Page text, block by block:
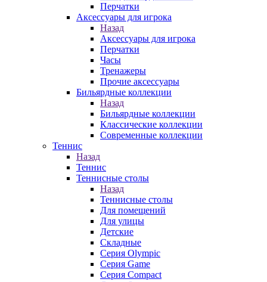
Перчатки
Аксессуары для игрока
Назад
Аксессуары для игрока
Перчатки
Часы
Тренажеры
Прочие аксессуары
Бильярдные коллекции
Назад
Бильярдные коллекции
Классические коллекции
Современные коллекции
Теннис
Назад
Теннис
Теннисные столы
Назад
Теннисные столы
Для помещений
Для улицы
Детские
Складные
Серия Olympic
Серия Game
Серия Compact